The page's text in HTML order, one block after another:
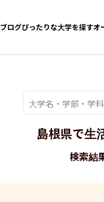
ブログぴったりな大学を探すオ
島根県で生
検索結